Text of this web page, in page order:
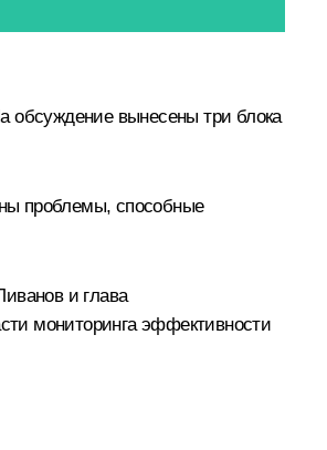
обсуждение вынесены три блока
проблемы, способные
и глава
мониторинга эффективности